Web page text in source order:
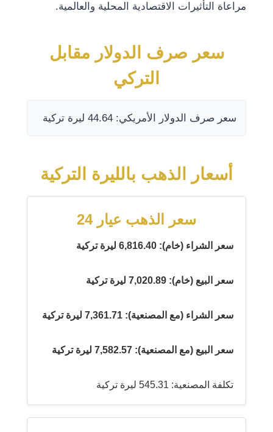
مراعاة التأثيرات الاقتصادية المحلية والعالمية.
سعر صرف الدولار مقابل
التركي
سعر صرف الدولار الأمريكي: 44.64 ليرة تركية
أسعار الذهب بالليرة التركية
سعر الذهب عيار 24
سعر الشراء (خام): 6,816.40 ليرة تركية
سعر البيع (خام): 7,020.89 ليرة تركية
سعر الشراء (مع المصنعية): 7,361.71 ليرة تركية
سعر البيع (مع المصنعية): 7,582.57 ليرة تركية
تكلفة المصنعية: 545.31 ليرة تركية